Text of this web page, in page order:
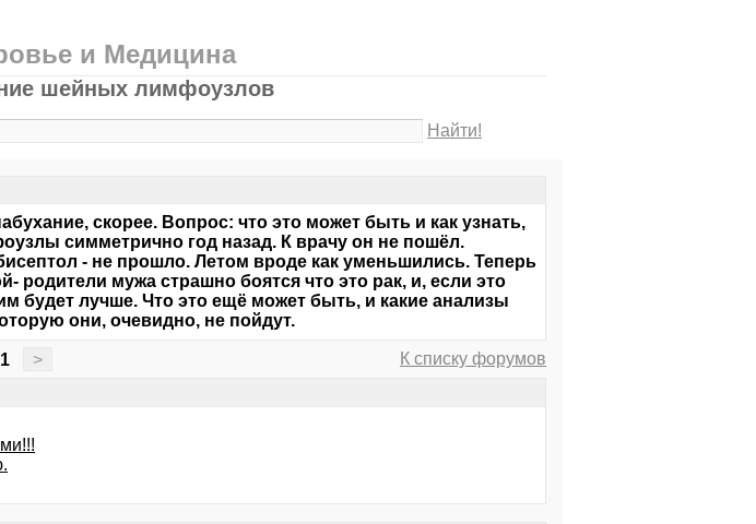
и Медицина
шейных лимфоузлов
Найти!
скорее. Вопрос: что это может быть и как узнать,
симметрично год назад. К врачу он не пошёл.
- не прошло. Летом вроде как уменьшились. Теперь
родители мужа страшно боятся что это рак, и, если это
будет лучше. Что это ещё может быть, и какие анализы
они, очевидно, не пойдут.
1 >
К списку форумов